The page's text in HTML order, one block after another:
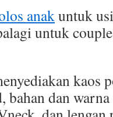
anak untuk
untuk
kaos
bahan dan